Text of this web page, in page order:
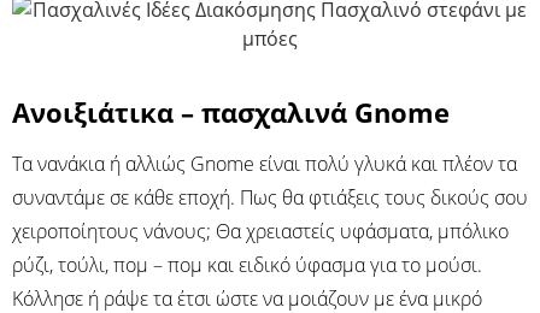
Ανοιξιάτικα – πασχαλινά Gnome
Τα νανάκια ή αλλιώς Gnome είναι πολύ γλυκά και πλέον τα
συναντάμε σε κάθε εποχή. Πως θα φτιάξεις τους δικούς σου
χειροποίητους νάνους; Θα χρειαστείς υφάσματα, μπόλικο
ρύζι, τούλι, πομ – πομ και ειδικό ύφασμα για το μούσι.
Κόλλησε ή ράψε τα έτσι ώστε να μοιάζουν με ένα μικρό